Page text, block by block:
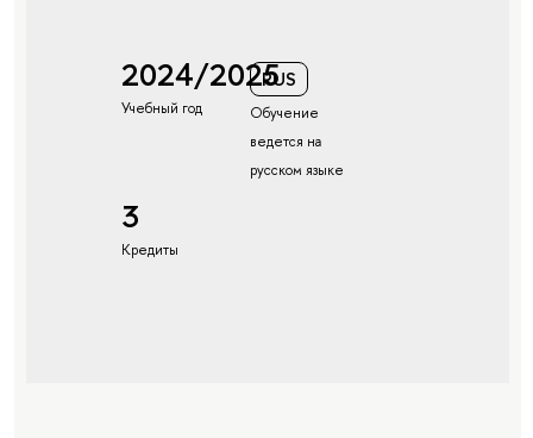
2024/2025
Учебный год
RUS
Обучение
ведется на
русском языке
3
Кредиты